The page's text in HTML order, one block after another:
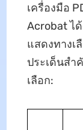
เครื่องมือ
Acrobat ไ
แสดงทางเ
ประเด็นส
เลือก: